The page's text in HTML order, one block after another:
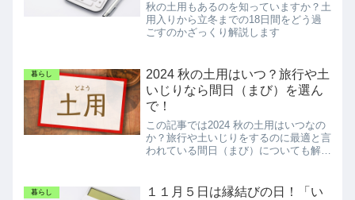
秋の土用もあるのを知っていますか？土
用入りから立冬までの18日間をどう過
ごすのかざっくり解説します
暮らし
2024 秋の土用はいつ？旅行や土
いじりなら間日（まび）を選ん
で！
この記事では2024 秋の土用はいつなの
か？旅行や土いじりをするのに最適と言
われている間日（まび）についても解説
暮らし
１１月５日は縁結びの日！「い